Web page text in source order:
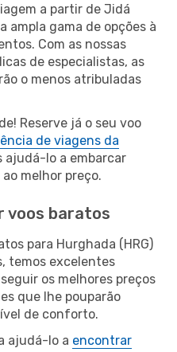
a partir de Jidá
ampla gama de opções à
Com as nossas
de especialistas, as
o menos atribuladas
Reserve já o seu voo
de viagens da
ajudá-lo a embarcar
melhor preço.
voos baratos
para Hurghada (HRG)
temos excelentes
os melhores preços
que lhe pouparão
de conforto.
ajudá-lo a encontrar